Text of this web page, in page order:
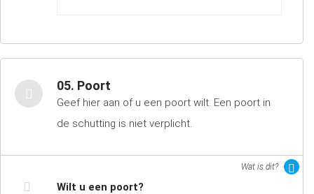
05. Poort
Geef hier aan of u een poort wilt. Een poort in
de schutting is niet verplicht.
Wat is dit?
Wilt u een poort?